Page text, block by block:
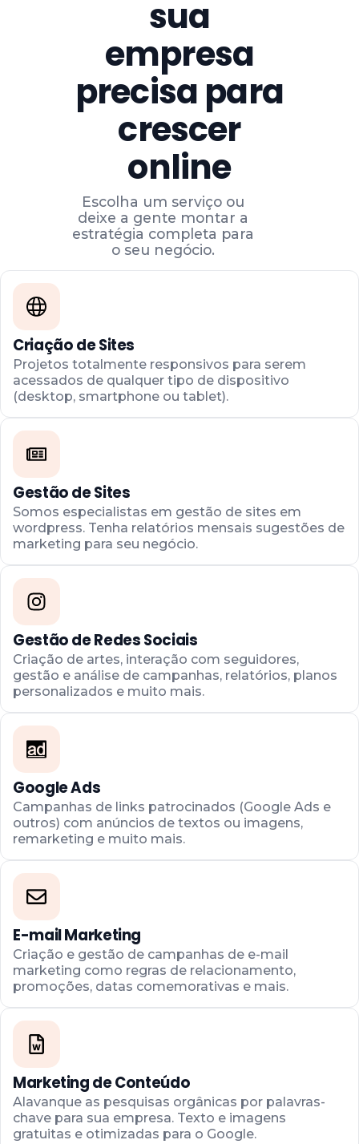
sua
empresa
precisa para
crescer
online
Escolha um serviço ou
deixe a gente montar a
estratégia completa para
o seu negócio.
Criação de Sites
Projetos totalmente responsivos para serem
acessados de qualquer tipo de dispositivo
(desktop, smartphone ou tablet).
Gestão de Sites
Somos especialistas em gestão de sites em
wordpress. Tenha relatórios mensais sugestões de
marketing para seu negócio.
Gestão de Redes Sociais
Criação de artes, interação com seguidores,
gestão e análise de campanhas, relatórios, planos
personalizados e muito mais.
Google Ads
Campanhas de links patrocinados (Google Ads e
outros) com anúncios de textos ou imagens,
remarketing e muito mais.
E-mail Marketing
Criação e gestão de campanhas de e-mail
marketing como regras de relacionamento,
promoções, datas comemorativas e mais.
Marketing de Conteúdo
Alavanque as pesquisas orgânicas por palavras-
chave para sua empresa. Texto e imagens
gratuitas e otimizadas para o Google.